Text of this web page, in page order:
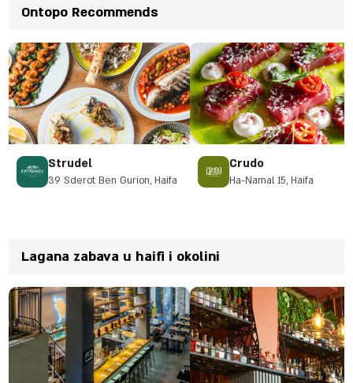
Ontopo Recommends
Strudel
39 Sderot Ben Gurion, Haifa
Crudo
Ha-Namal 15, Haifa
Lagana zabava u haifi i okolini